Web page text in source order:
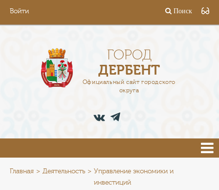
Войти Поиск
ГОРОД
ДЕРБЕНТ
Официальный сайт городского
округа
АДМИНИСТРАЦИЯ
ПРЕСС-ЦЕНТР
Главная Деятельность
Управление экономики и
инвестиций